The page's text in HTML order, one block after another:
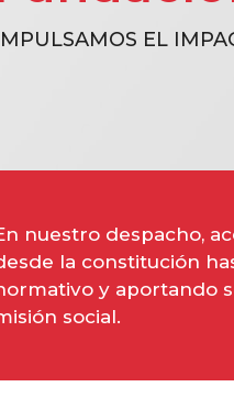
EL
nuestro despacho,
la constitución
y aportando
social.